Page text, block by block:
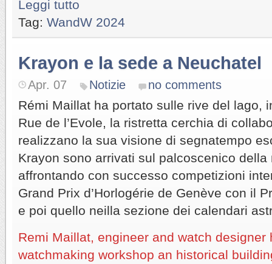
Leggi tutto
Tag: WandW 2024
Krayon e la sede a Neuchatel
Apr. 07 Notizie no comments
Rémi Maillat ha portato sulle rive del lago,
Rue de l’Evole, la ristretta cerchia di
realizzano la sua visione di segnatempo
Krayon sono arrivati sul palcoscenico
affrontando con successo competizioni
Grand Prix d’Horlogérie de Genève con il
e poi quello neilla sezione dei calendari
Remi Maillat, engineer and watch designer
watchmaking workshop an historical